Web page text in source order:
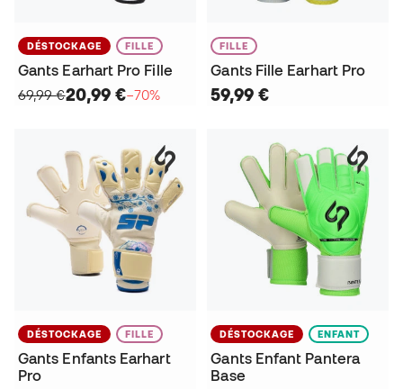
DÉSTOCKAGE FILLE
Gants Earhart Pro Fille
69,99 €20,99 €−70%
FILLE
Gants Fille Earhart Pro
59,99 €
DÉSTOCKAGE FILLE
Gants Enfants Earhart
Pro
DÉSTOCKAGE ENFANT
Gants Enfant Pantera
Base